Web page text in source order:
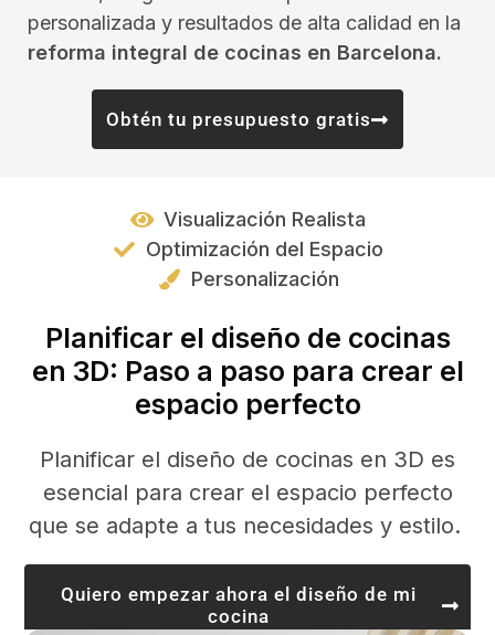
personalizada y resultados de alta calidad en la
reforma integral de cocinas en Barcelona.
Obtén tu presupuesto gratis
Visualización Realista
Optimización del Espacio
Personalización
Planificar el diseño de cocinas
en 3D: Paso a paso para crear el
espacio perfecto
Planificar el diseño de cocinas en 3D es
esencial para crear el espacio perfecto
que se adapte a tus necesidades y estilo.
Quiero empezar ahora el diseño de mi
cocina